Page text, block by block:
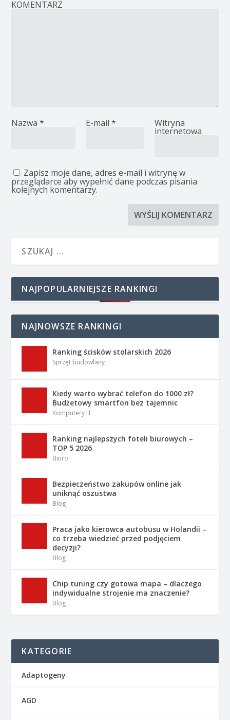
KOMENTARZ
Nazwa* E-mail * Witryna
internetowa
Zapisz moje dane, adres e-mail i witrynę w
przeglądarce aby wypełnić dane podczas pisania
kolejnych komentarzy.
NAJPOPULARNIEJSZE RANKINGI
NAJNOWSZE RANKINGI
Ranking ścisków stolarskich 2026
Sprzęt budowlany
Kiedy warto wybrać telefon do 1000 zł?
Budżetowy smartfon bez tajemnic
Komputery IT
Ranking najlepszych foteli biurowych –
TOP 5 2026
Biuro
Bezpieczeństwo zakupów online jak
uniknąć oszustwa
Blog
Praca jako kierowca autobusu w Holandii –
co trzeba wiedzieć przed podjęciem
decyzji?
Blog
Chip tuning czy gotowa mapa – dlaczego
indywidualne strojenie ma znaczenie?
Blog
KATEGORIE
Adaptogeny
AGD